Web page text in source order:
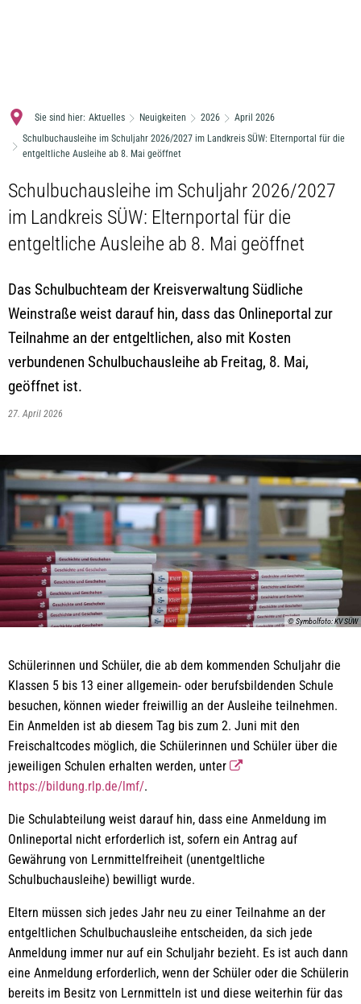
Sie sind hier: Aktuelles Neuigkeiten 2026
April 2026
Schulbuchausleihe im Schuljahr 2026/2027 im Landkreis SÜW: Elternportal für die
entgeltliche Ausleihe ab 8. Mai geöffnet
Schulbuchausleihe im Schuljahr 2026/2027
im Landkreis SÜW: Elternportal für die
entgeltliche Ausleihe ab 8. Mai geöffnet
Das Schulbuchteam der Kreisverwaltung Südliche
Weinstraße weist darauf hin, dass das Onlineportal zur
Teilnahme an der entgeltlichen, also mit Kosten
verbundenen Schulbuchausleihe ab Freitag, 8. Mai,
geöffnet ist.
27. April 2026
© Symbolfoto: KV SÜW
Schülerinnen und Schüler, die ab dem kommenden Schuljahr die
Klassen 5 bis 13 einer allgemein- oder berufsbildenden Schule
besuchen, können wieder freiwillig an der Ausleihe teilnehmen.
Ein Anmelden ist ab diesem Tag bis zum 2. Juni mit den
Freischaltcodes möglich, die Schülerinnen und Schüler über die
jeweiligen Schulen erhalten werden, unter
https://bildung.rlp.de/lmf/.
Die Schulabteilung weist darauf hin, dass eine Anmeldung im
Onlineportal nicht erforderlich ist, sofern ein Antrag auf
Gewährung von Lernmittelfreiheit (unentgeltliche
Schulbuchausleihe) bewilligt wurde.
Eltern müssen sich jedes Jahr neu zu einer Teilnahme an der
entgeltlichen Schulbuchausleihe entscheiden, da sich jede
Anmeldung immer nur auf ein Schuljahr bezieht. Es ist auch dann
eine Anmeldung erforderlich, wenn der Schüler oder die Schülerin
bereits im Besitz von Lernmitteln ist und diese weiterhin für das